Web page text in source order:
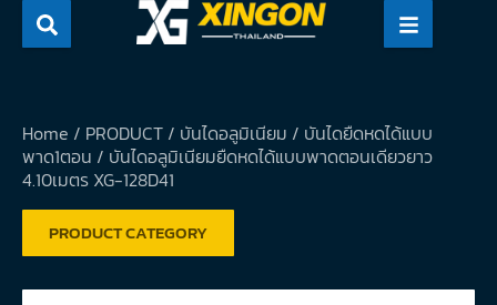
Skip
Home / PRODUCT / บันไดอลูมิเนียม / บันไดยืดหดได้แบบ
พาด1ตอน / บันไดอลูมิเนียมยืดหดได้แบบพาดตอนเดียวยาว
4.10เมตร XG-128D41
PRODUCT CATEGORY